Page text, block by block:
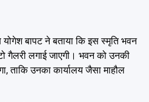
बापट ने बताया कि इस स्मृति भवन
गैलरी लगाई जाएगी। भवन को उनकी
ताकि उनका कार्यालय जैसा माहौल